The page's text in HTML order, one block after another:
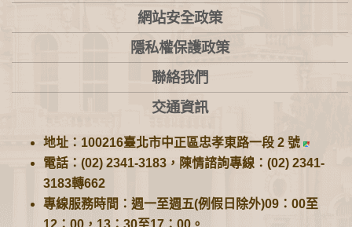
網站安全政策
隱私權保護政策
聯絡我們
交通資訊
地址：100216臺北市中正區忠孝東路一段 2 號
電話：(02) 2341-3183，陳情諮詢專線：(02) 2341-
3183轉662
專線服務時間：週一至週五(例假日除外)09：00至